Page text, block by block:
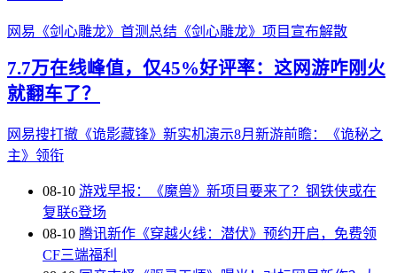
网易《剑心雕龙》首测总结 《剑心雕龙》项目宣布解散
7.7万在线峰值，仅45%好评率：这网游咋刚火
就翻车了？
网易搜打撤《诡影藏锋》新实机演示8月新游前瞻：《诡秘之
主》领衔
08-10 游戏早报：《魔兽》新项目要来了？钢铁侠或在
复联6登场
08-10 腾讯新作《穿越火线：潜伏》预约开启，免费领
CF三端福利